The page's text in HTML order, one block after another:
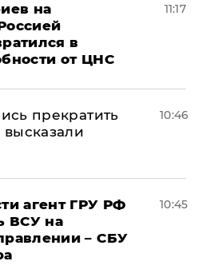
на
в
от ЦНС
11:17
прекратить
10:46
агент ГРУ РФ
ВСУ на
– СБУ
10:45